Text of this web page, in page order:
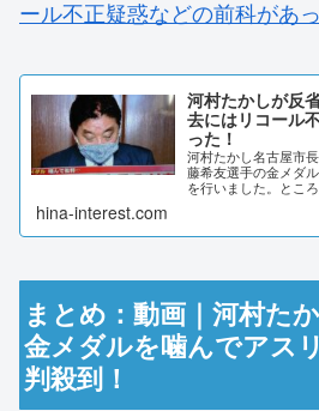
ール不正疑惑などの前科があ
河村たかしが反
去にはリコール
った！
河村たかし名古屋市
藤希友選手の金メダ
を行いました。とこ
が...
hina-interest.com
まとめ：動画｜河村た
金メダルを噛んでアス
判殺到！